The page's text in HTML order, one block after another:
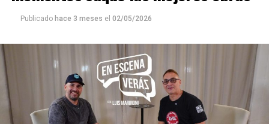
Publicado hace 3 meses el 02/05/2026